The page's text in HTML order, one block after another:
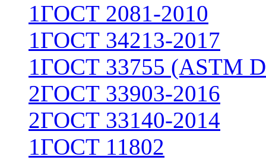
1ГОСТ 2081-2010
1ГОСТ 34213-2017
1ГОСТ 33755 (ASTM
2ГОСТ 33903-2016
2ГОСТ 33140-2014
1ГОСТ 11802